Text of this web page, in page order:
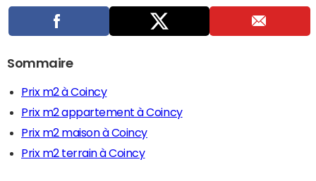
Sommaire
Prix m2 à Coincy
Prix m2 appartement à Coincy
Prix m2 maison à Coincy
Prix m2 terrain à Coincy